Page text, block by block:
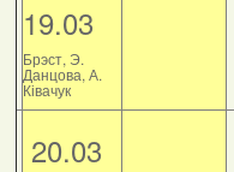
19.03
Брэст, Э.
Данцова, А.
Ківачук
20.03